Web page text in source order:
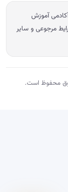
آموزش
مرجوعی و سایر